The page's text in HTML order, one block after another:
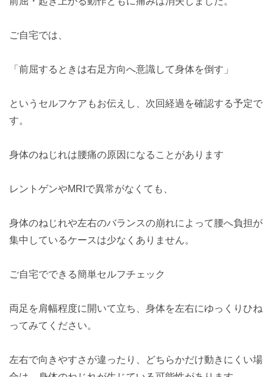
ご自宅では、
「前屈するときは右足方向へ意識して身体を倒す」
というセルフケアもお伝えし、次回経過を確認する予定で
す。
身体のねじれは腰痛の原因になることがあります
レントゲンやMRIで異常がなくても、
身体のねじれや左右のバランスの崩れによって腰へ負担が
集中しているケースは少なくありません。
ご自宅でできる簡単セルフチェック
両足を肩幅程度に開いて立ち、身体を左右にゆっくりひね
ってみてください。
左右で向きやすさが違ったり、どちらかだけ動きにくい場